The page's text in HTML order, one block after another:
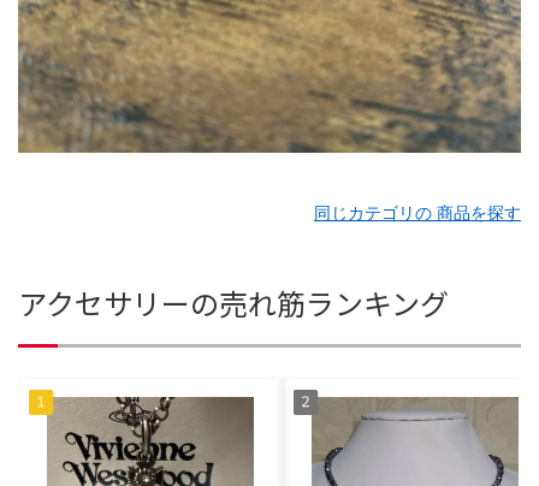
同じカテゴリの 商品を探す
アクセサリーの売れ筋ランキング